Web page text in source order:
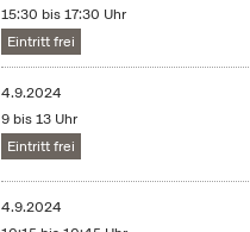
15:30 bis 17:30 Uhr
Eintritt frei
4.9.2024
9 bis 13 Uhr
Eintritt frei
4.9.2024